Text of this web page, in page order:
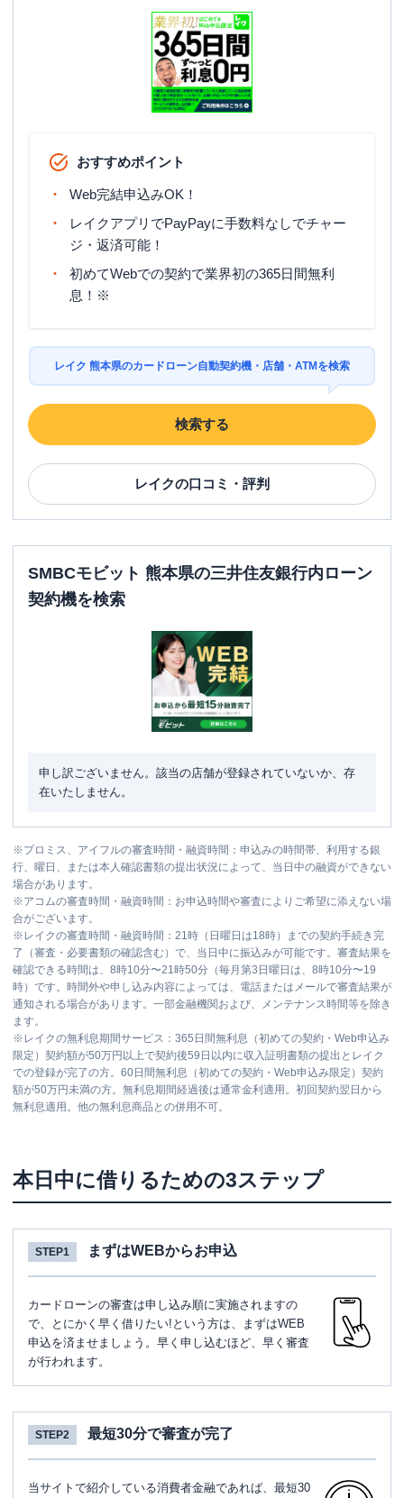
おすすめポイント
Web完結申込みOK！
レイクアプリでPayPayに手数料なしでチャー
ジ・返済可能！
初めてWebでの契約で業界初の365日間無利
息！※
レイク 熊本県のカードローン自動契約機・店舗・ATMを検索
検索する
レイクの口コミ・評判
SMBCモビット 熊本県の三井住友銀行内ローン
契約機を検索
申し訳ございません。該当の店舗が登録されていないか、存
在いたしません。
※プロミス、アイフルの審査時間・融資時間：申込みの時間帯、利用する銀
行、曜日、または本人確認書類の提出状況によって、当日中の融資ができない
場合があります。
※アコムの審査時間・融資時間：お申込時間や審査によりご希望に添えない場
合がございます。
※ レイクの審査時間・融資時間：21時（日曜日は18時）までの契約手続き完
了（審査・必要書類の確認含む）で、当日中に振込みが可能です。審査結果を
確認できる時間は、8時10分〜21時50分（毎月第3日曜日は、8時10分〜19
時）です。時間外や申し込み内容によっては、電話またはメールで審査結果が
通知される場合があります。一部金融機関および、メンテナンス時間等を除き
ます。
※ レイクの無利息期間サービス：365日間無利息（初めての契約・Web申込み
限定）契約額が50万円以上で契約後59日以内に収入証明書類の提出とレイク
での登録が完了の方。60日間無利息（初めての契約・Web申込み限定）契約
額が50万円未満の方。無利息期間経過後は通常金利適用。初回契約翌日から
無利息適用。他の無利息商品との併用不可。
本日中に借りるための3ステップ
STEP1 まずはWEBからお申込
カードローンの審査は申し込み順に実施されますの
で、とにかく早く借りたい!という方は、まずはWEB
申込を済ませましょう。早く申し込むほど、早く審査
が行われます。
STEP2 最短30分で審査が完了
当サイトで紹介している消費者金融であれば、最短30